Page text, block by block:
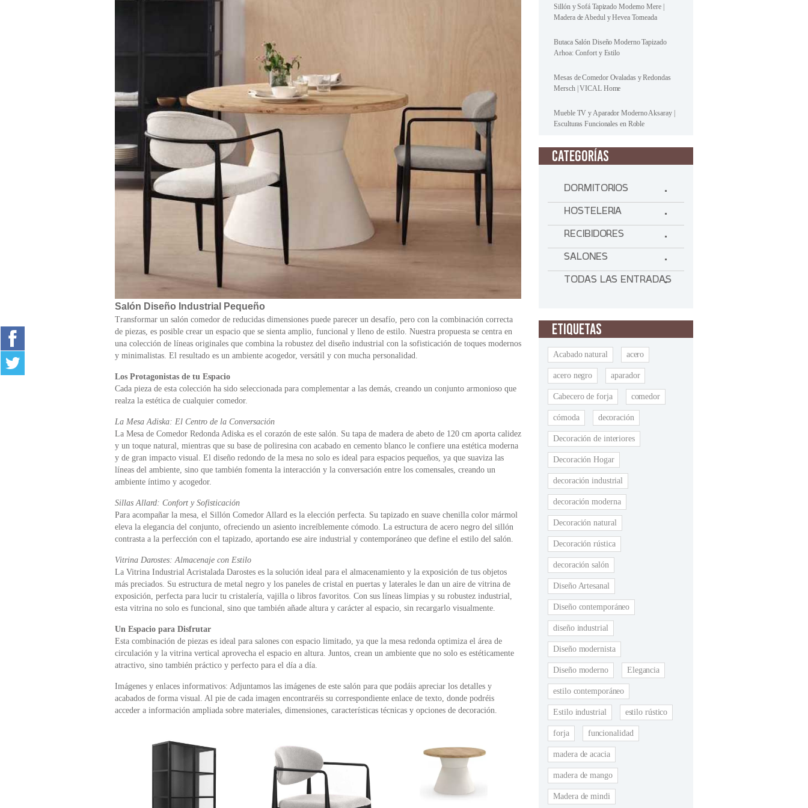
Salón Diseño Industrial Pequeño
Transformar un salón comedor de reducidas dimensiones puede parecer un desafío, pero con la combinación correcta
de piezas, es posible crear un espacio que se sienta amplio, funcional y lleno de estilo. Nuestra propuesta se centra en
una colección de líneas originales que combina la robustez del diseño industrial con la sofisticación de toques modernos
y minimalistas. El resultado es un ambiente acogedor, versátil y con mucha personalidad.
Los Protagonistas de tu Espacio
Cada pieza de esta colección ha sido seleccionada para complementar a las demás, creando un conjunto armonioso que
realza la estética de cualquier comedor.
La Mesa Adiska: El Centro de la Conversación
La Mesa de Comedor Redonda Adiska es el corazón de este salón. Su tapa de madera de abeto de 120 cm aporta calidez
y un toque natural, mientras que su base de poliresina con acabado en cemento blanco le confiere una estética moderna
y de gran impacto visual. El diseño redondo de la mesa no solo es ideal para espacios pequeños, ya que suaviza las
líneas del ambiente, sino que también fomenta la interacción y la conversación entre los comensales, creando un
ambiente íntimo y acogedor.
Sillas Allard: Confort y Sofisticación
Para acompañar la mesa, el Sillón Comedor Allard es la elección perfecta. Su tapizado en suave chenilla color mármol
eleva la elegancia del conjunto, ofreciendo un asiento increíblemente cómodo. La estructura de acero negro del sillón
contrasta a la perfección con el tapizado, aportando ese aire industrial y contemporáneo que define el estilo del salón.
Vitrina Darostes: Almacenaje con Estilo
La Vitrina Industrial Acristalada Darostes es la solución ideal para el almacenamiento y la exposición de tus objetos
más preciados. Su estructura de metal negro y los paneles de cristal en puertas y laterales le dan un aire de vitrina de
exposición, perfecta para lucir tu cristalería, vajilla o libros favoritos. Con sus líneas limpias y su robustez industrial,
esta vitrina no solo es funcional, sino que también añade altura y carácter al espacio, sin recargarlo visualmente.
Un Espacio para Disfrutar
Esta combinación de piezas es ideal para salones con espacio limitado, ya que la mesa redonda optimiza el área de
circulación y la vitrina vertical aprovecha el espacio en altura. Juntos, crean un ambiente que no solo es estéticamente
atractivo, sino también práctico y perfecto para el día a día.
Imágenes y enlaces informativos: Adjuntamos las imágenes de este salón para que podáis apreciar los detalles y
acabados de forma visual. Al pie de cada imagen encontraréis su correspondiente enlace de texto, donde podréis
acceder a información ampliada sobre materiales, dimensiones, características técnicas y opciones de decoración.
Sillón y Sofá Tapizado Moderno Mere |
Madera de Abedul y Hevea Torneada
Butaca Salón Diseño Moderno Tapizado
Arhoa: Confort y Estilo
Mesas de Comedor Ovaladas y Redondas
Mersch | VICAL Home
Mueble TV y Aparador Moderno Aksaray |
Esculturas Funcionales en Roble
CATEGORÍAS
DORMITORIOS
HOSTELERIA
RECIBIDORES
SALONES
TODAS LAS ENTRADAS
ETIQUETAS
Acabado natural acero
acero negro aparador
Cabecero de forja comedor
cómoda decoración
Decoración de interiores
Decoración Hogar
decoración industrial
decoración moderna
Decoración natural
Decoración rústica
decoración salón
Diseño Artesanal
Diseño contemporáneo
diseño industrial
Diseño modernista
Diseño moderno Elegancia
estilo contemporáneo
Estilo industrial estilo rústico
forja funcionalidad
madera de acacia
madera de mango
Madera de mindi